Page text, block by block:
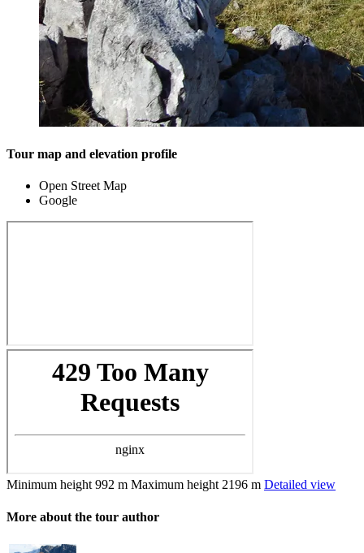
Tour map and elevation profile
Open Street Map
Google
Minimum height 992 m Maximum height 2196 m Detailed view
More about the tour author